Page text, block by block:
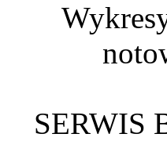
SERWIS